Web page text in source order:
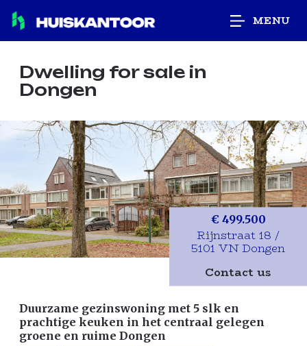
MENU
Dwelling for sale in
Dongen
€ 499.500
Rijnstraat 18 /
5101 VN Dongen
Contact us
Duurzame gezinswoning met 5 slk en
prachtige keuken in het centraal gelegen
groene en ruime Dongen